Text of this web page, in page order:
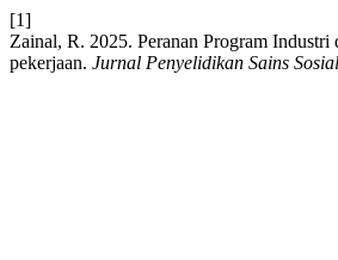
[1]
Zainal, R. 2025. Peranan Program
pekerjaan. Jurnal Penyelidikan Sains Sosial